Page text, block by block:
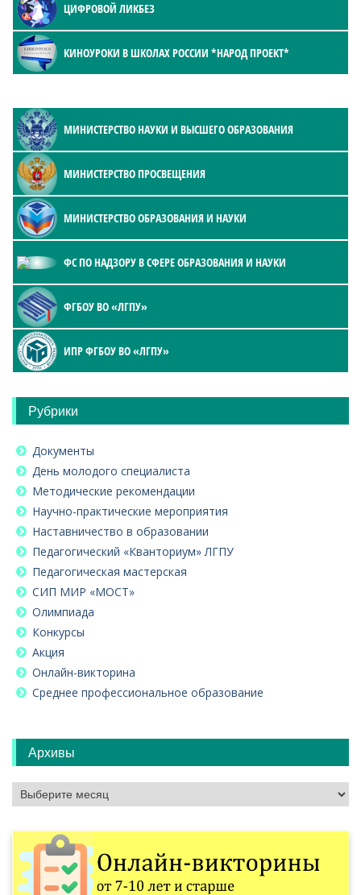
ЦИФРОВОЙ ЛИКБЕЗ
КИНОУРОКИ В ШКОЛАХ РОССИИ *НАРОД ПРОЕКТ*
МИНИСТЕРСТВО НАУКИ И ВЫСШЕГО ОБРАЗОВАНИЯ
МИНИСТЕРСТВО ПРОСВЕЩЕНИЯ
МИНИСТЕРСТВО ОБРАЗОВАНИЯ И НАУКИ
ФС ПО НАДЗОРУ В СФЕРЕ ОБРАЗОВАНИЯ И НАУКИ
ФГБОУ ВО «ЛГПУ»
ИПР ФГБОУ ВО «ЛГПУ»
Рубрики
Документы
День молодого специалиста
Методические рекомендации
Научно-практические мероприятия
Наставничество в образовании
Педагогический «Кванториум» ЛГПУ
Педагогическая мастерская
СИП МИР «МОСТ»
Олимпиада
Конкурсы
Акция
Онлайн-викторина
Среднее профессиональное образование
Архивы
Архивы